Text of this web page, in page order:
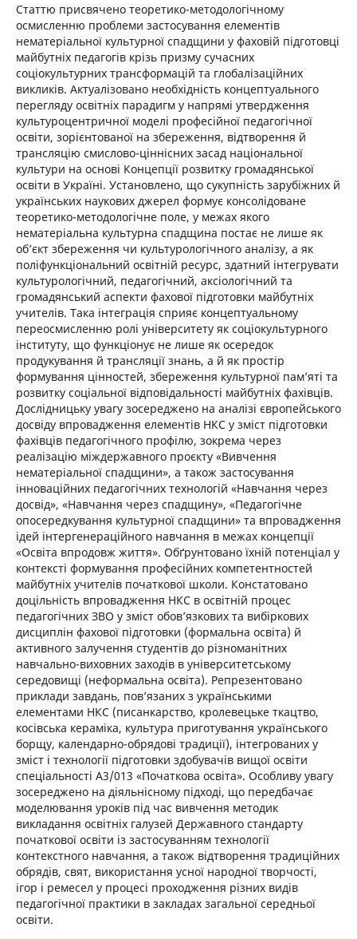
Статтю присвячено теоретико-методологічному
осмисленню проблеми застосування елементів
нематеріальної культурної спадщини у фаховій підготовці
майбутніх педагогів крізь призму сучасних
соціокультурних трансформацій та глобалізаційних
викликів. Актуалізовано необхідність концептуального
перегляду освітніх парадигм у напрямі утвердження
культуроцентричної моделі професійної педагогічної
освіти, зорієнтованої на збереження, відтворення й
трансляцію смислово-ціннісних засад національної
культури на основі Концепції розвитку громадянської
освіти в Україні. Установлено, що сукупність зарубіжних й
українських наукових джерел формує консолідоване
теоретико-методологічне поле, у межах якого
нематеріальна культурна спадщина постає не лише як
об’єкт збереження чи культурологічного аналізу, а як
поліфункціональний освітній ресурс, здатний інтегрувати
культурологічний, педагогічний, аксіологічний та
громадянський аспекти фахової підготовки майбутніх
учителів. Така інтеграція сприяє концептуальному
переосмисленню ролі університету як соціокультурного
інституту, що функціонує не лише як осередок
продукування й трансляції знань, а й як простір
формування цінностей, збереження культурної пам’яті та
розвитку соціальної відповідальності майбутніх фахівців.
Дослідницьку увагу зосереджено на аналізі європейського
досвіду впровадження елементів НКС у зміст підготовки
фахівців педагогічного профілю, зокрема через
реалізацію міждержавного проєкту «Вивчення
нематеріальної спадщини», а також застосування
інноваційних педагогічних технологій «Навчання через
досвід», «Навчання через спадщину», «Педагогічне
опосередкування культурної спадщини» та впровадження
ідей інтергенераційного навчання в межах концепції
«Освіта впродовж життя». Обґрунтовано їхній потенціал у
контексті формування професійних компетентностей
майбутніх учителів початкової школи. Констатовано
доцільність впровадження НКС в освітній процес
педагогічних ЗВО у зміст обов’язкових та вибіркових
дисциплін фахової підготовки (формальна освіта) й
активного залучення студентів до різноманітних
навчально-виховних заходів в університетському
середовищі (неформальна освіта). Репрезентовано
приклади завдань, пов’язаних з українськими
елементами НКС (писанкарство, кролевецьке ткацтво,
косівська кераміка, культура приготування українського
борщу, календарно-обрядові традиції), інтегрованих у
зміст і технології підготовки здобувачів вищої освіти
спеціальності А3/013 «Початкова освіта». Особливу увагу
зосереджено на діяльнісному підході, що передбачає
моделювання уроків під час вивчення методик
викладання освітніх галузей Державного стандарту
початкової освіти із застосуванням технології
контекстного навчання, а також відтворення традиційних
обрядів, свят, використання усної народної творчості,
ігор і ремесел у процесі проходження різних видів
педагогічної практики в закладах загальної середньої
освіти.